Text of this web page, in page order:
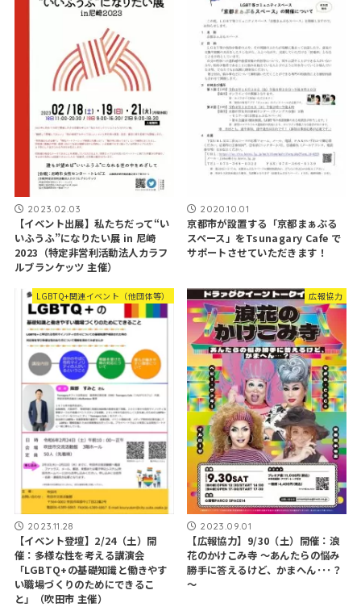
2023.02.03
【イベント出展】私たちだって“い
いふうふ”になりたい展 in 尼崎
2023（特定非営利活動法人カラフ
ルブランケッツ 主催）
2020.10.01
京都市が設置する「京都まぁぶる
スペース」をTsunagary Cafe で
サポートさせていただきます！
LGBTQ+関連イベント（他団体等）
2023.11.28
【イベント登壇】2/24（土）開
催：多様な性を考える講演会
「LGBTQ+の基礎知識と働きやす
い職場づくりのためにできるこ
と」（吹田市 主催）
広報協力
2023.09.01
【広報協力】9/30（土）開催：浪
花のかけこみ寺 ～あんたらの悩み
勝手に答えるけど、かまへん･･･？
～